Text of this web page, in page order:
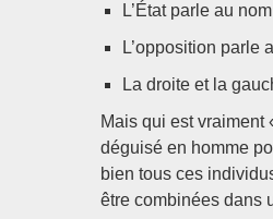
L’État parle au
L’opposition parle
La droite et la
Mais qui est vraiment
déguisé en homme
bien tous ces
être combinées dans